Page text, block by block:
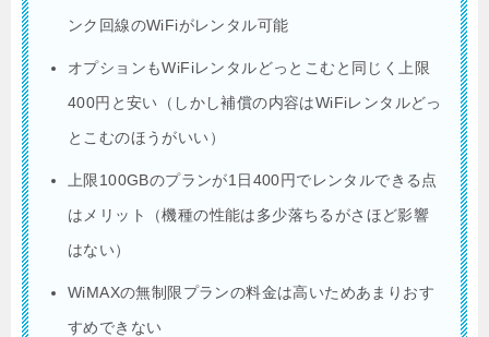
ンク回線のWiFiがレンタル可能
オプションもWiFiレンタルどっとこむと同じく上限
400円と安い（しかし補償の内容はWiFiレンタルどっ
とこむのほうがいい）
上限100GBのプランが1日400円でレンタルできる点
はメリット（機種の性能は多少落ちるがさほど影響
はない）
WiMAXの無制限プランの料金は高いためあまりおす
すめできない